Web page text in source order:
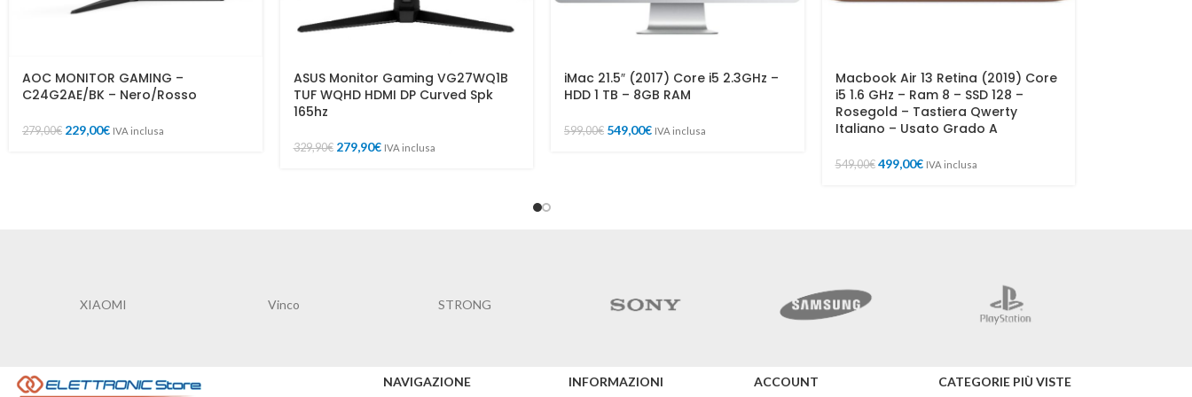
AOC MONITOR GAMING –
C24G2AE/BK – Nero/Rosso
279,00€ 229,00€ IVA inclusa
ASUS Monitor Gaming VG27WQ1B
TUF WQHD HDMI DP Curved Spk
165hz
329,90€ 279,90€ IVA inclusa
iMac 21.5″ (2017) Core i5 2.3GHz –
HDD 1 TB – 8GB RAM
599,00€ 549,00€ IVA inclusa
Macbook Air 13 Retina (2019) Core
i5 1.6 GHz – Ram 8 – SSD 128 –
Rosegold – Tastiera Qwerty
Italiano – Usato Grado A
549,00€ 499,00€ IVA inclusa
Mercusys Jagua Indesit
NAVIGAZIONE INFORMAZIONI ACCOUNT CATEGORIE PIÙ VISTE